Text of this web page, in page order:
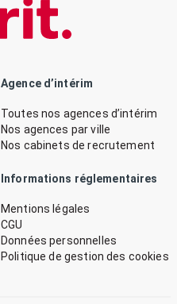
Agence d’intérim
Toutes nos agences d’intérim
Nos agences par ville
Nos cabinets de recrutement
Informations réglementaires
Mentions légales
CGU
Données personnelles
Politique de gestion des cookies